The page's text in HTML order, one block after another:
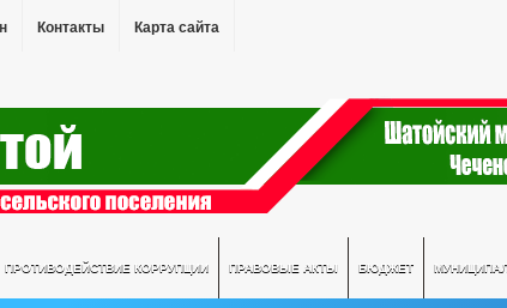
Контакты Карта сайта
ПРОТИВОДЕЙСТВИЕ КОРРУПЦИИ ПРАВОВЫЕ АКТЫ БЮДЖЕТ